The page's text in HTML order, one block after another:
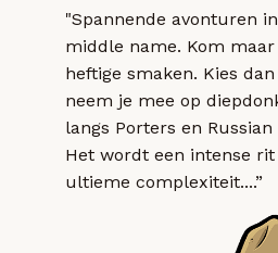
"Spannende avonturen
middle name. Kom
heftige smaken. Kies
neem je mee op
langs Porters en
Het wordt een intense
ultieme complexiteit....”